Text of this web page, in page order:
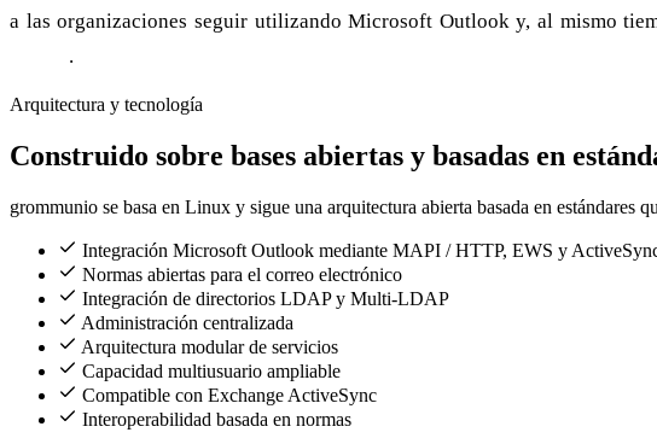
a las organizaciones seguir utilizando Microsoft Outlook y, al mismo
.
Arquitectura y tecnología
Construido sobre bases abiertas y basadas en
grommunio se basa en Linux y sigue una arquitectura abierta basada en
Integración Microsoft Outlook mediante MAPI / HTTP, EWS y
Normas abiertas para el correo electrónico
Integración de directorios LDAP y Multi-LDAP
Administración centralizada
Arquitectura modular de servicios
Capacidad multiusuario ampliable
Compatible con Exchange ActiveSync
Interoperabilidad basada en normas